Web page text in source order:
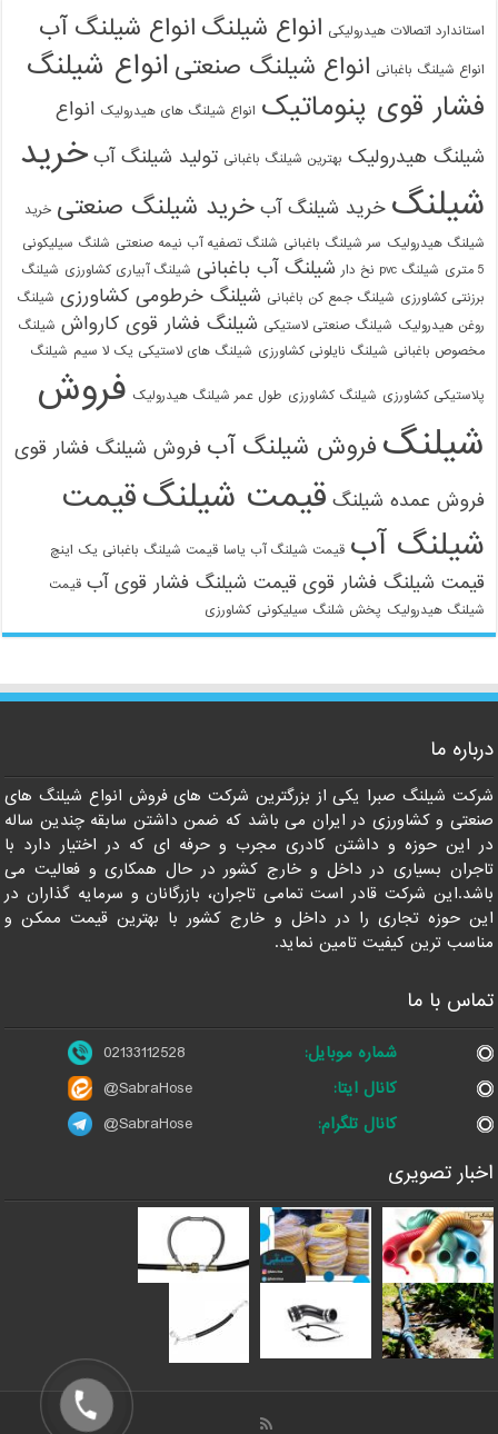
استاندارد اتصالات هیدرولیکی انواع شیلنگ انواع شیلنگ آب
انواع شیلنگ باغبانی انواع شیلنگ صنعتی انواع شیلنگ
فشار قوی پنوماتیک انواع شیلنگ های هیدرولیک انواع
شیلنگ هیدرولیک بهترین شیلنگ باغبانی تولید شیلنگ آب خرید
شیلنگ خرید شیلنگ آب خرید شیلنگ صنعتی خرید
شیلنگ هیدرولیک سر شیلنگ باغبانی شلنگ تصفیه آب نیمه صنعتی شلنگ سیلیکونی
5 متری
شیلنگ pvc نخ دار شیلنگ آب باغبانی شیلنگ آبیاری کشاورزی شیلنگ
برزنتی کشاورزی شیلنگ جمع کن باغبانی شیلنگ خرطومی کشاورزی شیلنگ
روغن هیدرولیک شیلنگ صنعتی لاستیکی شیلنگ فشار قوی کارواش شیلنگ
مخصوص باغبانی شیلنگ نایلونی کشاورزی شیلنگ های لاستیکی یک لا سیم شیلنگ
پلاستیکی کشاورزی شیلنگ کشاورزی طول عمر شیلنگ هیدرولیک فروش
شیلنگ فروش شیلنگ آب فروش شیلنگ فشار قوی
فروش عمده شیلنگ قیمت شیلنگقیمت
شیلنگ آب قیمت شیلنگ آب یاسا قیمت شیلنگ باغبانی یک اینچ
قیمت شیلنگ فشار قوی قیمت شیلنگ فشار قوی آب قیمت
شیلنگ هیدرولیک پخش شلنگ سیلیکونی کشاورزی
درباره ما
شرکت شیلنگ صبرا یکی از بزرگترین شرکت های فروش انواع شیلنگ های
صنعتی و کشاورزی در ایران می باشد که ضمن داشتن سابقه چندین ساله
در این حوزه و داشتن کادری مجرب و حرفه ای که در اختیار دارد با
تاجران بسیاری در داخل و خارج کشور در حال همکاری و فعالیت می
باشد.این شرکت قادر است تمامی تاجران، بازرگانان و سرمایه گذاران در
این حوزه تجاری را در داخل و خارج کشور با بهترین قیمت ممکن و
مناسب ترین کیفیت تامین نماید.
تماس با ما
شماره موبایل:
02133112528
کانال ایتا:
@SabraHose
کانال تلگرام:
@SabraHose
اخبار تصویری
021-33112528